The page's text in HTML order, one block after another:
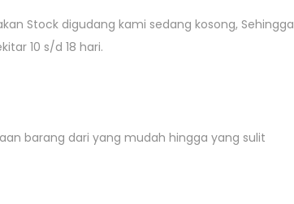
Stock digudang kami sedang kosong, Sehingga
10 s/d 18 hari.
barang dari yang mudah hingga yang sulit